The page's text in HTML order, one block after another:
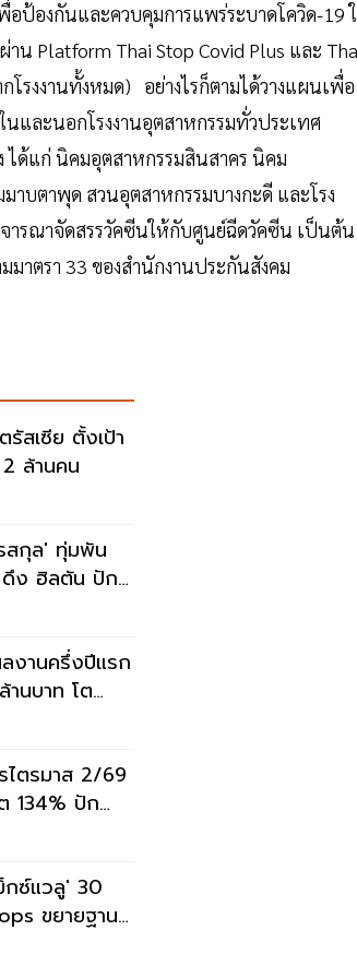
อป้องกันและควบคุมการแพร่ระบาดโควิด-19
าน Platform Thai Stop Covid Plus และ
โรงงานทั้งหมด) อย่างไรก็ตามได้วางแผนเพื่อ
และนอกโรงงานอุตสาหกรรมทั่วประเทศ
ได้แก่ นิคมอุตสาหกรรมสินสาคร นิคม
บตาพุด สวนอุตสาหกรรมบางกะดี และโรง
ารณาจัดสรรวัคซีนให้กับศูนย์ฉีดวัคซีน เป็นต้น
าตรา 33 ของสำนักงานประกันสังคม
สเซีย ตั้งเป้า
ล้านคน
สกุล' ทุ่มพัน
ดึง ฮิลตัน ปัก
งานครึ่งปีแรก
านบาท โต
ไตรมาส 2/69
134% ปัก
กซ์แวลู' 30
ขยายฐาน